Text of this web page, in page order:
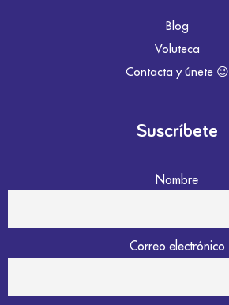
Blog
Voluteca
Contacta y únete 😉
Suscríbete
Nombre
Correo electrónico